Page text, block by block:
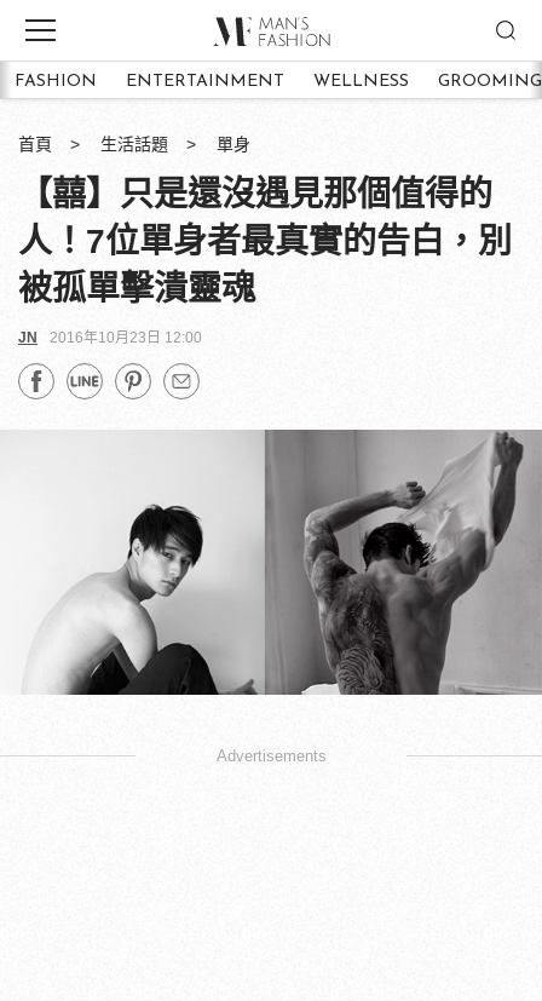
FASHION ENTERTAINMENT WELLNESS GROOMING
首頁 生活話題 單身
【囍】只是還沒遇見那個值得的
人！7位單身者最真實的告白，別
被孤單擊潰靈魂
JN 2016年10月23日 12:00
Advertisements